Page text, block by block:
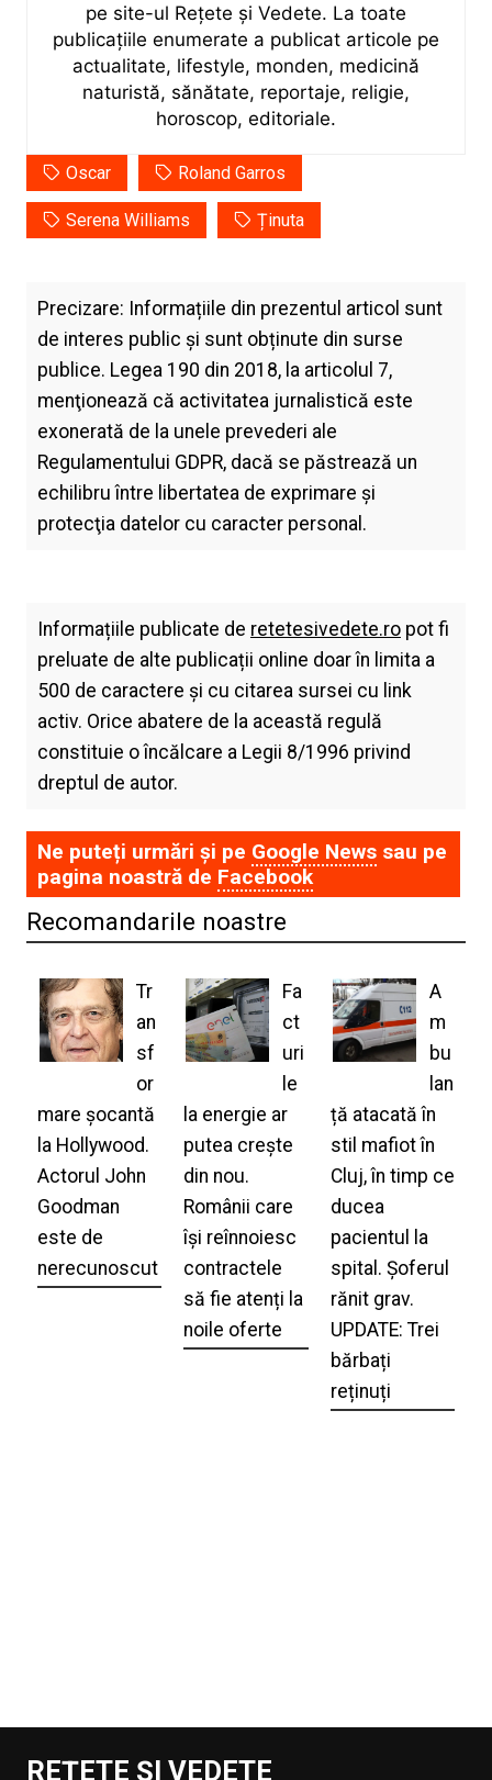
pe site-ul Rețete și Vedete. La toate
publicațiile enumerate a publicat articole pe
actualitate, lifestyle, monden, medicină
naturistă, sănătate, reportaje, religie,
horoscop, editoriale.
Oscar Roland Garros
Serena Williams Ținuta
Precizare: Informațiile din prezentul articol sunt
de interes public și sunt obținute din surse
publice. Legea 190 din 2018, la articolul 7,
menţionează că activitatea jurnalistică este
exonerată de la unele prevederi ale
Regulamentului GDPR, dacă se păstrează un
echilibru între libertatea de exprimare şi
protecţia datelor cu caracter personal.
Informațiile publicate de retetesivedete.ropot fi
preluate de alte publicații online doar în limita a
500 de caractere și cu citarea sursei cu link
activ. Orice abatere de la această regulă
constituie o încălcare a Legii 8/1996 privind
dreptul de autor.
Ne puteți urmări și pe Google Newssau pe
pagina noastră de Facebook
Recomandarile noastre
Tr
an
sf
or
mare șocantă
la Hollywood.
Actorul John
Goodman
este de
nerecunoscut
Fa
ct
uri
le
la energie ar
putea crește
din nou.
Românii care
își reînnoiesc
contractele
să fie atenți la
noile oferte
A
m
bu
lan
ță atacată în
stil mafiot în
Cluj, în timp ce
ducea
pacientul la
spital. Șoferul
rănit grav.
UPDATE: Trei
bărbați
reținuți
REȚETE ȘI VEDETE